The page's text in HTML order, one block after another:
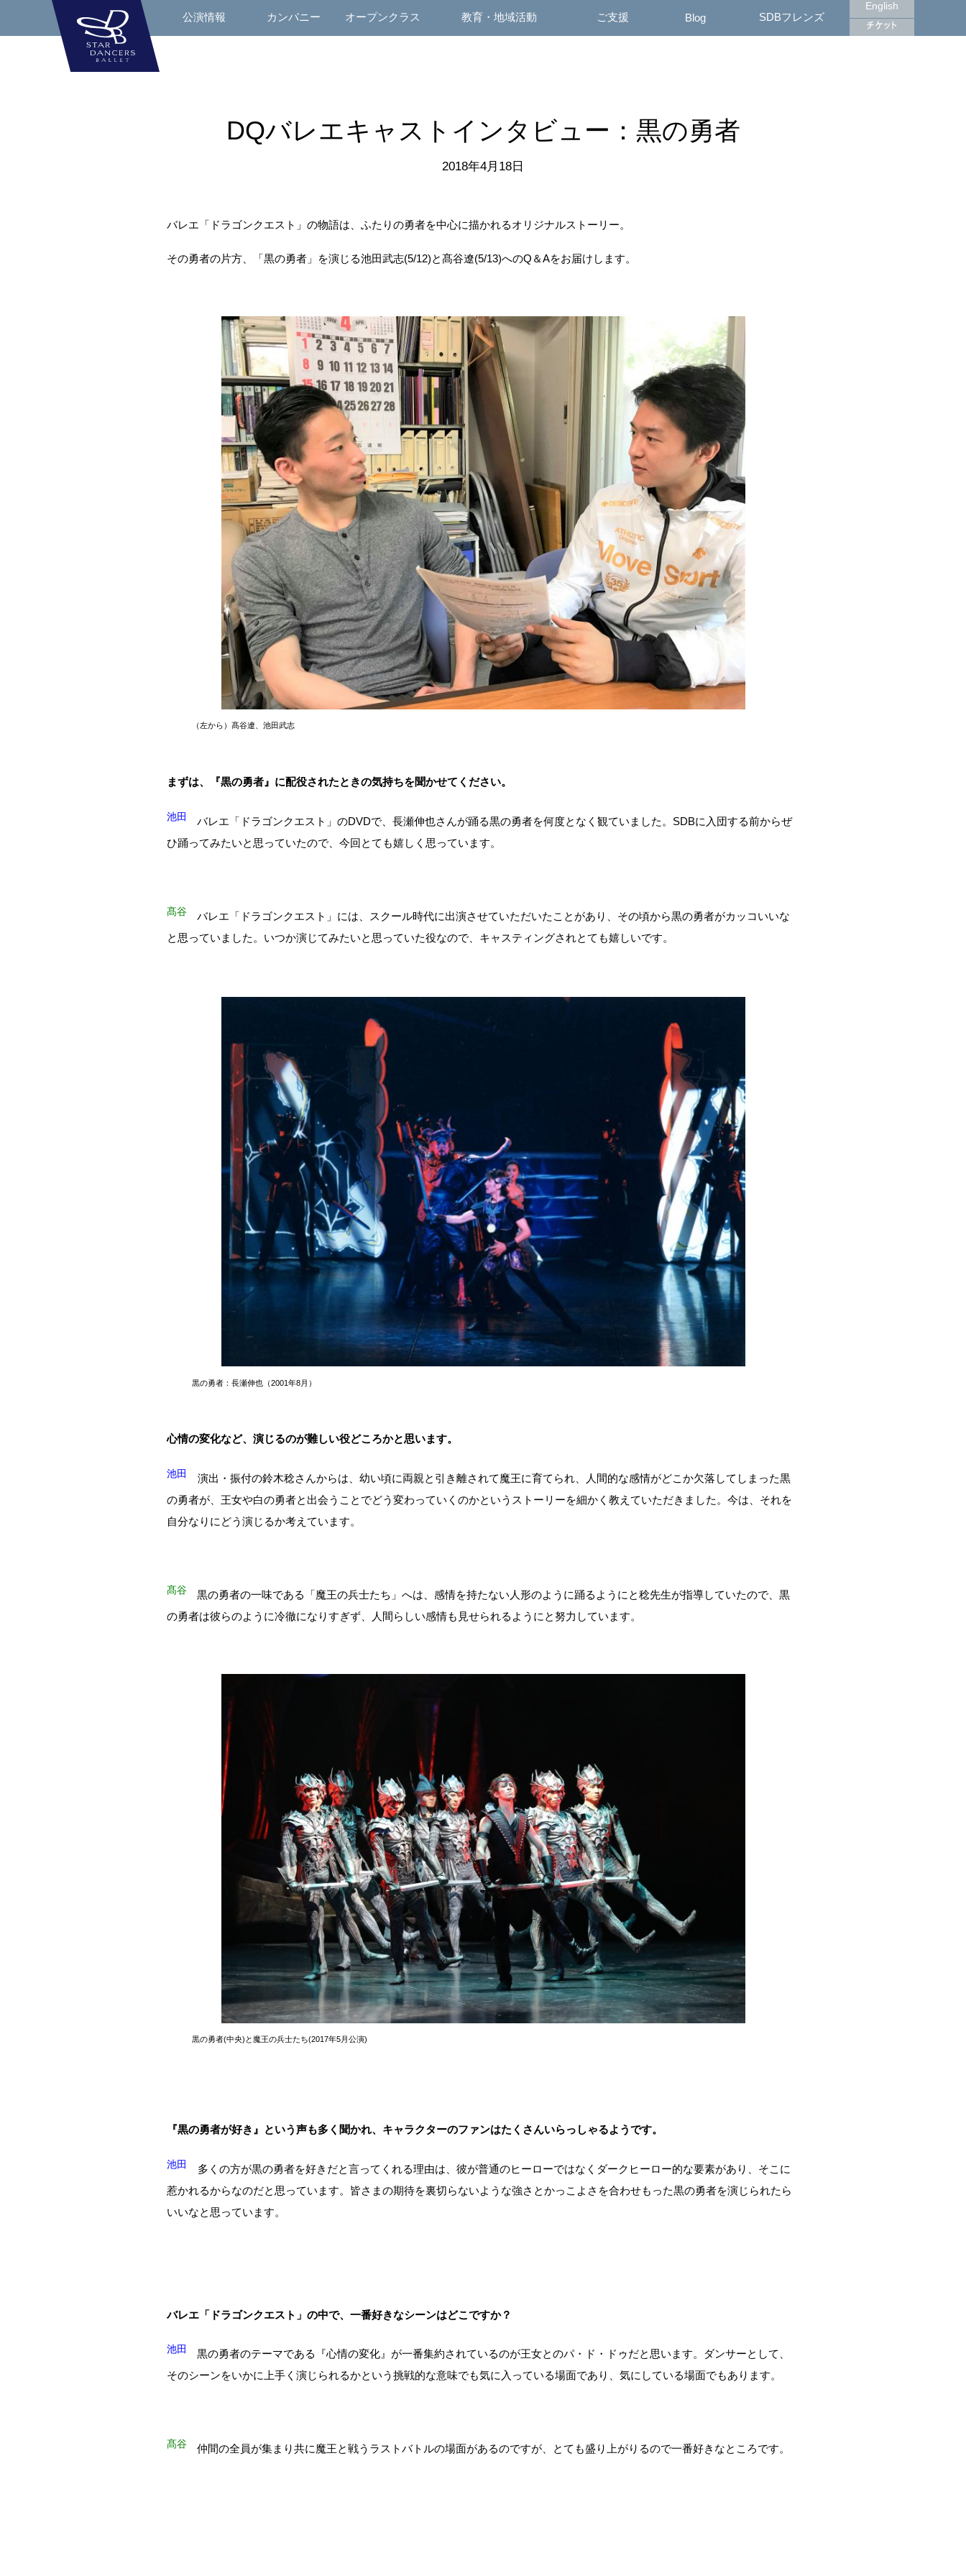
公演情報 カンパニー オープンクラス 教育・地域活動 ご支援 Blog SDBフレンズ
English
DQバレエキャストインタビュー：黒の勇者
2018年4月18日
バレエ「ドラゴンクエスト」の物語は、ふたりの勇者を中心に描かれるオリジナルストーリー。
その勇者の片方、「黒の勇者」を演じる池田武志(5/12)と髙谷遼(5/13)へのQ＆Aをお届けします。
（左から）髙谷遼、池田武志
まずは、『黒の勇者』に配役されたときの気持ちを聞かせてください。
池田 バレエ「ドラゴンクエスト」のDVDで、長瀬伸也さんが踊る黒の勇者を何度となく観ていました。SDBに入団する前からぜ
ひ踊ってみたいと思っていたので、今回とても嬉しく思っています。
髙谷 バレエ「ドラゴンクエスト」には、スクール時代に出演させていただいたことがあり、その頃から黒の勇者がカッコいいな
と思っていました。いつか演じてみたいと思っていた役なので、キャスティングされとても嬉しいです。
黒の勇者：長瀬伸也（2001年8月）
心情の変化など、演じるのが難しい役どころかと思います。
池田
演出・振付の鈴木稔さんからは、幼い頃に両親と引き離されて魔王に育てられ、人間的な感情がどこか欠落してしまった黒
の勇者が、王女や白の勇者と出会うことでどう変わっていくのかというストーリーを細かく教えていただきました。今は、それを
自分なりにどう演じるか考えています。
髙谷 黒の勇者の一味である「魔王の兵士たち」へは、感情を持たない人形のように踊るようにと稔先生が指導していたので、黒
の勇者は彼らのように冷徹になりすぎず、人間らしい感情も見せられるようにと努力しています。
黒の勇者(中央)と魔王の兵士たち(2017年5月公演)
『黒の勇者が好き』という声も多く聞かれ、キャラクターのファンはたくさんいらっしゃるようです。
池田
多くの方が黒の勇者を好きだと言ってくれる理由は、彼が普通のヒーローではなくダークヒーロー的な要素があり、そこに
惹かれるからなのだと思っています。皆さまの期待を裏切らないような強さとかっこよさを合わせもった黒の勇者を演じられたら
いいなと思っています。
バレエ「ドラゴンクエスト」の中で、一番好きなシーンはどこですか？
池田 黒の勇者のテーマである『心情の変化』が一番集約されているのが王女とのパ・ド・ドゥだと思います。ダンサーとして、
そのシーンをいかに上手く演じられるかという挑戦的な意味でも気に入っている場面であり、気にしている場面でもあります。
髙谷 仲間の全員が集まり共に魔王と戦うラストバトルの場面があるのですが、とても盛り上がりるので一番好きなところです。